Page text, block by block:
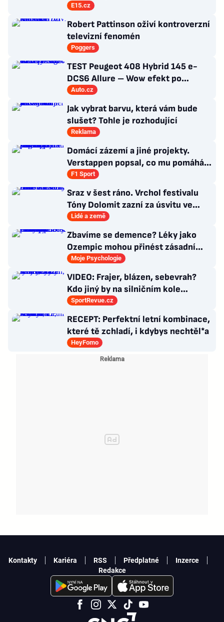
se stává tradiční moravská firma ST
Consult
E15.cz
Robert Pattinson oživí kontroverzní
televizní fenomén
Poggers
TEST Peugeot 408 Hybrid 145 e-
DCS6 Allure – Wow efekt po
francouzsku
Auto.cz
Jak vybrat barvu, která vám bude
slušet? Tohle je rozhodující
Reklama
Domácí zázemí a jiné projekty.
Verstappen popsal, co mu pomáhá
se soustředit na závodění
F1 Sport
Sraz v šest ráno. Vrchol festivalu
Tóny Dolomit zazní za úsvitu ve
3000 metrech
Lidé a země
Zbavíme se demence? Léky jako
Ozempic mohou přinést zásadní
průlom v léčbě Alzheimerovy
Moje Psychologie
VIDEO: Frajer, blázen, sebevrah?
Kdo jiný by na silničním kole
dokázal tyhle triky?
SportRevue.cz
RECEPT: Perfektní letní kombinace,
které tě zchladí, i kdybys nechtěl*a
HeyFomo
Kontakty Kariéra RSS Předplatné
Inzerce
Redakce